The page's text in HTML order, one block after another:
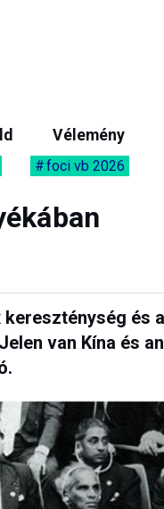
Vélemény
foci vb 2026
és
van Kína és